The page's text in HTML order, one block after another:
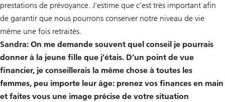
prestations de prévoyance. J’estime que c’est très important afin
de garantir que nous pourrons conserver notre niveau de vie
même une fois retraités.
Sandra: On me demande souvent quel conseil je pourrais
donner à la jeune fille que j’étais. D’un point de vue
financier, je conseillerais la même chose à toutes les
femmes, peu importe leur âge: prenez vos finances en main
et faites vous une image précise de votre situation